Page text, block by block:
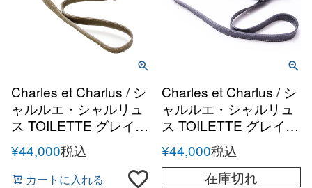
Charles et Charlus / シ
ャルルエ・シャルリュ
ス TOILETTE グレイン
レザー ショルダーポー
チ
¥44,000税込
カートに入れる
Charles et Charlus / シ
ャルルエ・シャルリュ
ス TOILETTE グレイン
レザー ショルダーポー
チ
¥44,000税込
在庫切れ